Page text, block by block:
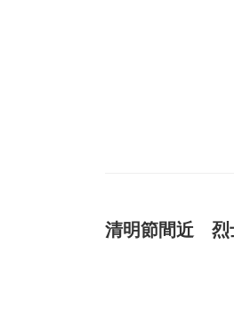
清明節間近 烈